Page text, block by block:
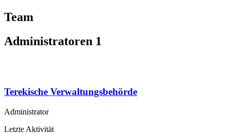
Team
Administratoren 1
Terekische Verwaltungsbehörde
Administrator
Letzte Aktivität